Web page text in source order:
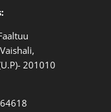
201010